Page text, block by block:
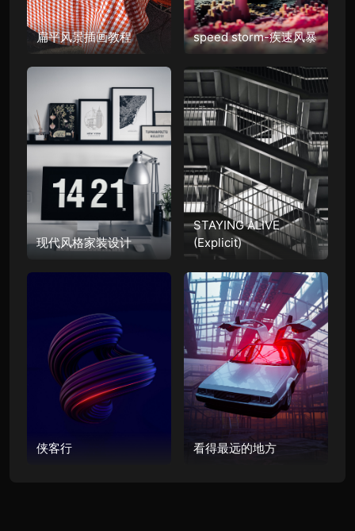
扁平风景插画教程 speed storm-疾速风暴
现代风格家装设计
STAYING ALIVE
(Explicit)
侠客行 看得最远的地方